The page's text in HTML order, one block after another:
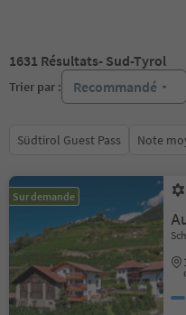
1631 Résultats- Sud-Tyrol
Trier par : Recommandé
Südtirol Guest Pass Note
Sur demande